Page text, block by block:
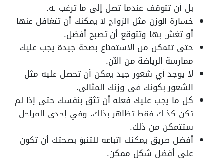
بل أن تتوقف عندما تصل إلى ما ترغب به.
خسارة الوزن مثل الزواج لا يمكنك أن تتغافل عنها
أو تغش بها وتتوقع أن تصبح أفضل.
حتى تتمكن من الاستمتاع بصحة جيدة يجب عليك
ممارسة الرياضة من الآن.
لا يوجد أي شعور جيد يمكن أن تحصل عليه مثل
الشعور بكونك في وزنك المثالي.
كل ما يجب عليك فعله أن تثق بنفسك حتى إذا لم
تكن كذلك فقط تظاهر بذلك، وفي إحدى المراحل
ستتمكن من ذلك.
أفضل طريق يمكنك اتباعه للتنبؤ بصحتك أن تكون
على أفضل شكل ممكن.